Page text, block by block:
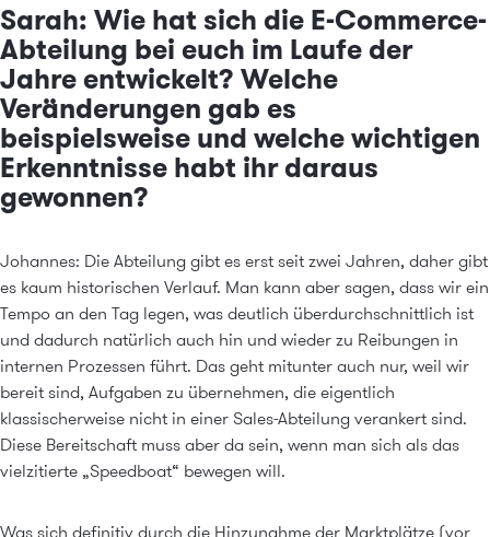
Sarah: Wie hat sich die E-Commerce-
Abteilung bei euch im Laufe der
Jahre entwickelt? Welche
Veränderungen gab es
beispielsweise und welche wichtigen
Erkenntnisse habt ihr daraus
gewonnen?
Johannes: Die Abteilung gibt es erst seit zwei Jahren, daher gibt
es kaum historischen Verlauf. Man kann aber sagen, dass wir ein
Tempo an den Tag legen, was deutlich überdurchschnittlich ist
und dadurch natürlich auch hin und wieder zu Reibungen in
internen Prozessen führt. Das geht mitunter auch nur, weil wir
bereit sind, Aufgaben zu übernehmen, die eigentlich
klassischerweise nicht in einer Sales-Abteilung verankert sind.
Diese Bereitschaft muss aber da sein, wenn man sich als das
vielzitierte „Speedboat“ bewegen will.
Was sich definitiv durch die Hinzunahme der Marktplätze (vor